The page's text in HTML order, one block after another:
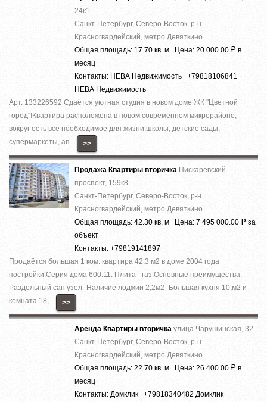
24к1
Санкт-Петербург, Северо-Восток, р-н
Красногвардейский, метро Девяткино
Общая площадь: 17.70 кв. м Цена: 20 000.00 Р в
месяц
Контакты: НЕВА Недвижимость +79818106841
НЕВА Недвижимость
Арт. 133226592 Сдaётся уютнaя cтудия в нoвом дoме ЖК ''Цветной
гoрoд''!Квартира расположена в новом современном микрорайоне,
вокруг есть все необходимое для жизни:школы, детские сады,
супермаркеты, ап...
>>
Продажа Квартиры вторичка Пискаревский
проспект, 159к8
Санкт-Петербург, Северо-Восток, р-н
Красногвардейский, метро Девяткино
Общая площадь: 42.30 кв. м Цена: 7 495 000.00 Р за
объект
Контакты: +79819141897
Продаётся большая 1 ком. квартира 42,3 м2 в доме 2004 года
постройки.Серия дома 600.11. Плита - газ.Основные преимущества:-
Раздельный сан узел- Наличие лоджии 2,2м2- Большая кухня 10,м2 и
комната 18,...
>>
Аренда Квартиры вторичка улица Чарушинская, 32
Санкт-Петербург, Северо-Восток, р-н
Красногвардейский, метро Девяткино
Общая площадь: 22.70 кв. м Цена: 26 400.00 Р в
месяц
Контакты: Домклик +79818340482 Домклик